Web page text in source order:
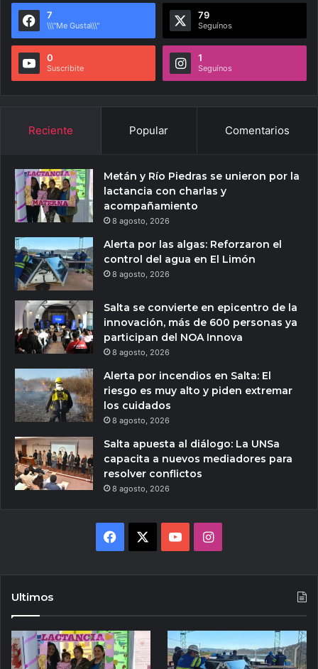
7
\\\"Me Gusta\\\"
79
Seguínos
0
Suscribite
1
Seguínos
Reciente Popular Comentarios
Metán y Río Piedras se unieron por la
lactancia con charlas y
acompañamiento
8 agosto, 2026
Alerta por las algas: Reforzaron el
control del agua en El Limón
8 agosto, 2026
Salta se convierte en epicentro de la
innovación, más de 600 personas ya
participan del NOA Innova
8 agosto, 2026
Alerta por incendios en Salta: El
riesgo es muy alto y piden extremar
los cuidados
8 agosto, 2026
Salta apuesta al diálogo: La UNSa
capacita a nuevos mediadores para
resolver conflictos
8 agosto, 2026
Facebook YouTubeInstagram
Ultimos